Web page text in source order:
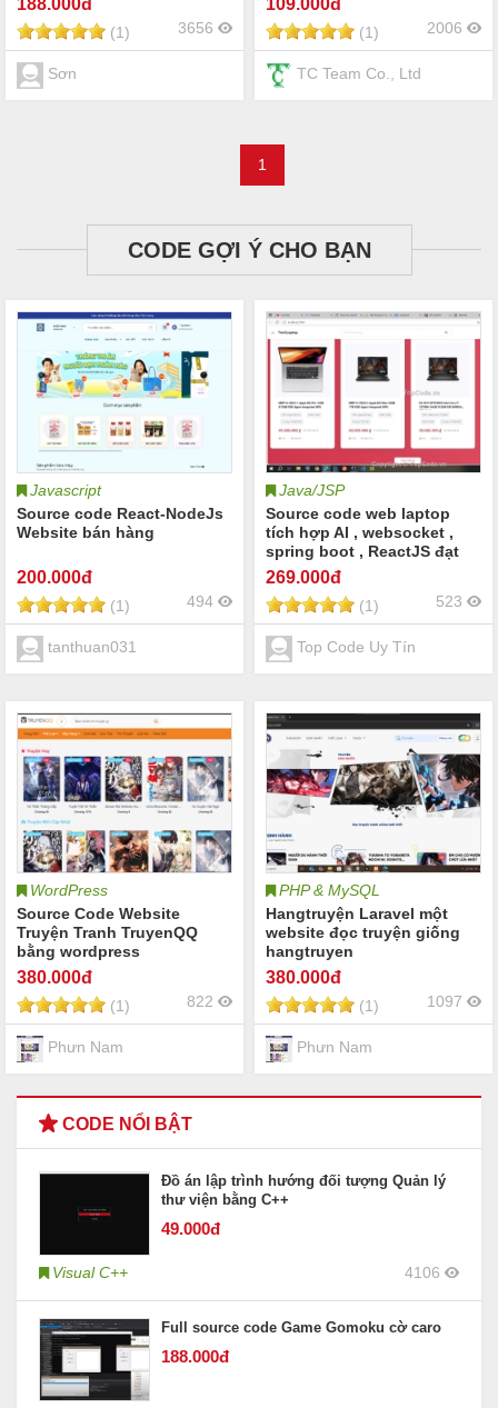
188.000đ
(1) 3656
Sơn
109.000đ
(1) 2006
TC Team Co., Ltd
1
CODE GỢI Ý CHO BẠN
Javascript
Source code React-NodeJs
Website bán hàng
200.000đ
(1) 494
tanthuan031
Java/JSP
Source code web laptop
tích hợp AI , websocket ,
spring boot , ReactJS đạt
điểm 10 đồ án tốt nghiệp
đơn giản dễ hiểu có báo
cáo đi kèm
269.000đ
(1) 523
Top Code Uy Tín
WordPress
Source Code Website
Truyện Tranh TruyenQQ
bằng wordpress
380.000đ
(1) 822
Phưn Nam
PHP & MySQL
Hangtruyện Laravel một
website đọc truyện giống
hangtruyen
380.000đ
(1) 1097
Phưn Nam
CODE NỔI BẬT
Đồ án lập trình hướng đối tượng Quản lý
thư viện bằng C++
49.000đ
Visual C++ 4106
Full source code Game Gomoku cờ caro
188.000đ